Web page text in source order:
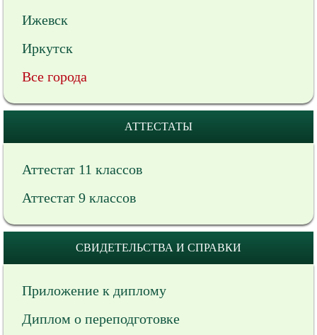
Ижевск
Иркутск
Все города
АТТЕСТАТЫ
Аттестат 11 классов
Аттестат 9 классов
СВИДЕТЕЛЬСТВА И СПРАВКИ
Приложение к диплому
Диплом о переподготовке